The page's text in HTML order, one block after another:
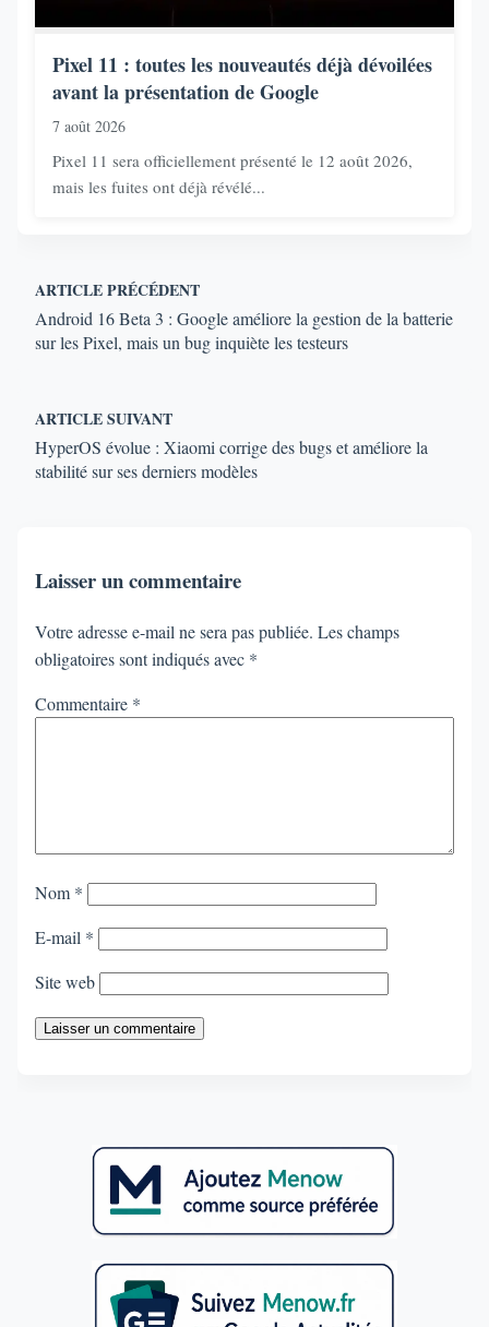
Pixel 11 : toutes les nouveautés déjà dévoilées
avant la présentation de Google
7 août 2026
Pixel 11 sera officiellement présenté le 12 août 2026,
mais les fuites ont déjà révélé...
ARTICLE PRÉCÉDENT
Android 16 Beta 3 : Google améliore la gestion de la batterie
sur les Pixel, mais un bug inquiète les testeurs
ARTICLE SUIVANT
HyperOS évolue : Xiaomi corrige des bugs et améliore la
stabilité sur ses derniers modèles
Laisser un commentaire
Votre adresse e-mail ne sera pas publiée. Les champs
obligatoires sont indiqués avec *
Commentaire *
Nom *
E-mail *
Site web
Laisser un commentaire